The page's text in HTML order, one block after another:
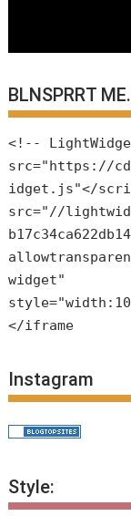
BLNSPRRT
<!--
src="https://
idget.js"</
src="//
widget"
</iframe
Instagram
Style: